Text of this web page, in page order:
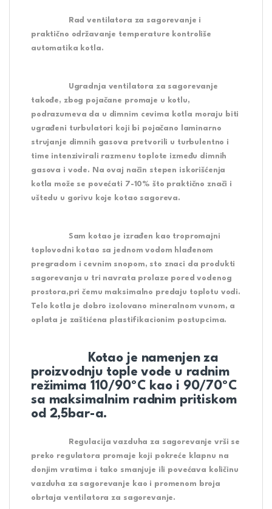
Rad ventilatora za sagorevanje i
praktično održavanje temperature kontroliše
automatika kotla.
Ugradnja ventilatora za sagorevanje
takođe, zbog pojačane promaje u kotlu,
podrazumeva da u dimnim cevima kotla moraju biti
ugrađeni turbulatori koji bi pojačano laminarno
strujanje dimnih gasova pretvorili u turbulentno i
time intenzivirali razmenu toplote između dimnih
gasova i vode. Na ovaj način stepen iskorišćenja
kotla može se povećati 7-10% što praktično znači i
uštedu u gorivu koje kotao sagoreva.
Sam kotao je izrađen kao tropromajni
toplovodni kotao sa jednom vodom hlađenom
pregradom i cevnim snopom, sto znaci da produkti
sagorevanja u tri navrata prolaze pored vodenog
prostora,pri čemu maksimalno predaju toplotu vodi.
Telo kotla je dobro izolovano mineralnom vunom, a
oplata je zaštićena plastifikacionim postupcima.
Kotao je namenjen za
proizvodnju tople vode u radnim
režimima 110/90ºC kao i 90/70ºC
sa maksimalnim radnim pritiskom
od 2,5bar-a.
Regulacija vazduha za sagorevanje vrši se
preko regulatora promaje koji pokreće klapnu na
donjim vratima i tako smanjuje ili povećava količinu
vazduha za sagorevanje kao i promenom broja
obrtaja ventilatora za sagorevanje.